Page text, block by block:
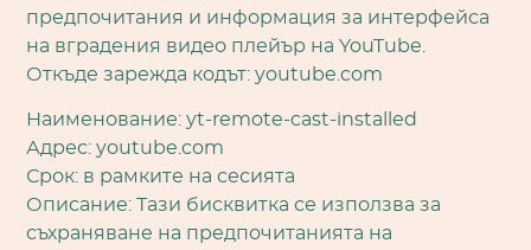
предпочитания и информация за интерфейса
на вградения видео плейър на YouTube.
Откъде зарежда кодът: youtube.com
Наименование: yt-remote-cast-installed
Адрес: youtube.com
Срок: в рамките на сесията
Описание: Тази бисквитка се използва за
съхраняване на предпочитанията на